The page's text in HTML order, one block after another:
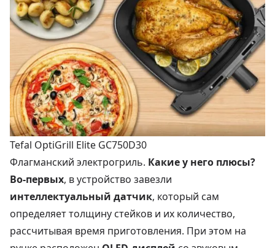
Tefal OptiGrill Elite GC750D30
Флагманский электрогриль. Какие у него плюсы?
Во-первых, в устройство завезли
интеллектуальный датчик, который сам
определяет толщину стейков и их количество,
рассчитывая время приготовления. При этом на